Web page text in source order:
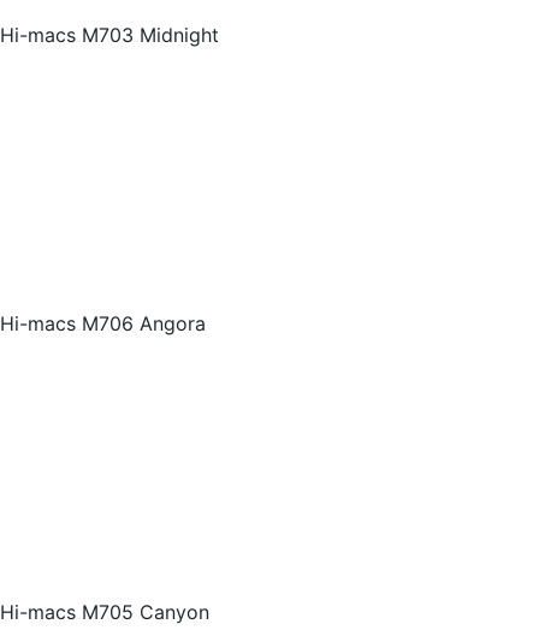
Hi-macs M703 Midnight
Hi-macs M706 Angora
Hi-macs M705 Canyon